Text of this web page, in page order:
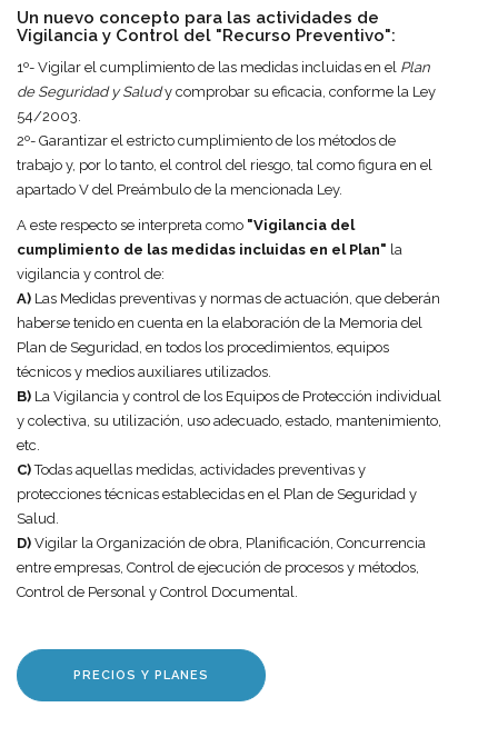
Un nuevo concepto para las actividades de
Vigilancia y Control del "Recurso Preventivo":
1º- Vigilar el cumplimiento de las medidas incluidas en el Plan
de Seguridad y Saludy comprobar su eficacia, conforme la Ley
54/2003.
2º- Garantizar el estricto cumplimiento de los métodos de
trabajo y, por lo tanto, el control del riesgo, tal como figura en el
apartado V del Preámbulo de la mencionada Ley.
A este respecto se interpreta como "Vigilancia del
cumplimiento de las medidas incluidas en el Plan" la
vigilancia y control de:
A) Las Medidas preventivas y normas de actuación, que deberán
haberse tenido en cuenta en la elaboración de la Memoria del
Plan de Seguridad, en todos los procedimientos, equipos
técnicos y medios auxiliares utilizados.
B) La Vigilancia y control de los Equipos de Protección individual
y colectiva, su utilización, uso adecuado, estado, mantenimiento,
etc.
C)Todas aquellas medidas, actividades preventivas y
protecciones técnicas establecidas en el Plan de Seguridad y
Salud.
D) Vigilar la Organización de obra, Planificación, Concurrencia
entre empresas, Control de ejecución de procesos y métodos,
Control de Personal y Control Documental.
PRECIOS Y PLANES